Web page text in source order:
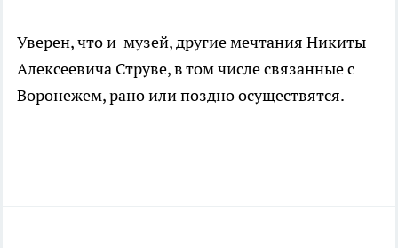
Уверен, что и музей, другие мечтания Никиты
Алексеевича Струве, в том числе связанные с
Воронежем, рано или поздно осуществятся.